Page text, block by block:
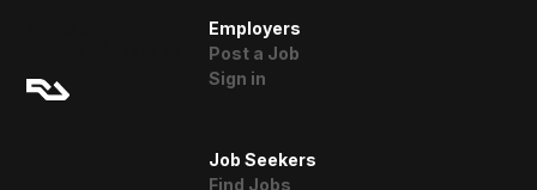
Employers
Post a Job
Sign in
Job Seekers
Find Jobs